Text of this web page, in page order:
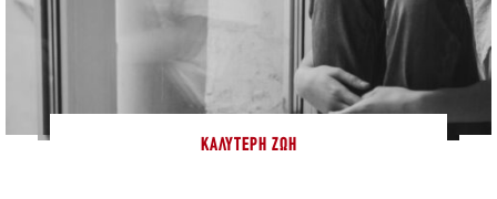
ΚΑΛΎΤΕΡΗ ΖΩΉ